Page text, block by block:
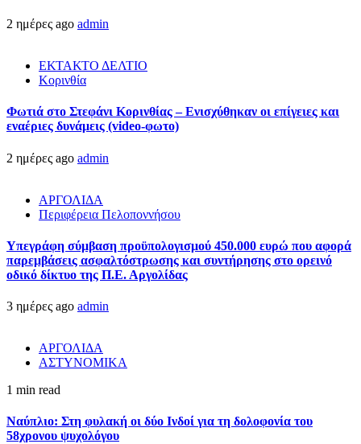
2 ημέρες ago admin
ΕΚΤΑΚΤΟ ΔΕΛΤΙΟ
Κορινθία
Φωτιά στο Στεφάνι Κορινθίας – Ενισχύθηκαν οι επίγειες και
εναέριες δυνάμεις (video-φωτο)
2 ημέρες ago admin
ΑΡΓΟΛΙΔΑ
Περιφέρεια Πελοποννήσου
Υπεγράφη σύμβαση προϋπολογισμού 450.000 ευρώ που αφορά
παρεμβάσεις ασφαλτόστρωσης και συντήρησης στο ορεινό
οδικό δίκτυο της Π.Ε. Αργολίδας
3 ημέρες ago admin
ΑΡΓΟΛΙΔΑ
ΑΣΤΥΝΟΜΙΚΑ
1 min read
Ναύπλιο: Στη φυλακή οι δύο Ινδοί για τη δολοφονία του
58χρονου ψυχολόγου